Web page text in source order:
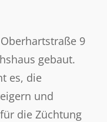
9
gebaut.
es, die
und
die Züchtung